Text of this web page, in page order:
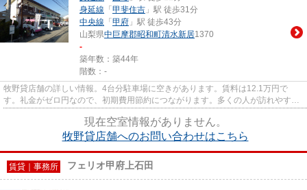
身延線 「 甲斐住吉 」駅 徒歩31分
中央線 「 甲府 」駅 徒歩43分
山梨県中巨摩郡昭和町清水新居1370
-
築年数：築44年
階数：-
牧野貸店舗の詳しい情報。4台分駐車場に空きがあります。賃料は12.1万円で
す。礼金がゼロ円なので、初期費用節約につながります。多くの人が訪れやすい
現在空室情報がありません。
牧野貸店舗へのお問い合わせはこちら
賃貸｜事務所 フェリオ甲府上石田